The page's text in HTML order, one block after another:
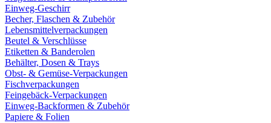
Einweg-Geschirr
Becher, Flaschen & Zubehör
Lebensmittelverpackungen
Beutel & Verschlüsse
Etiketten & Banderolen
Behälter, Dosen & Trays
Obst- & Gemüse-Verpackungen
Fischverpackungen
Feingebäck-Verpackungen
Einweg-Backformen & Zubehör
Papiere & Folien